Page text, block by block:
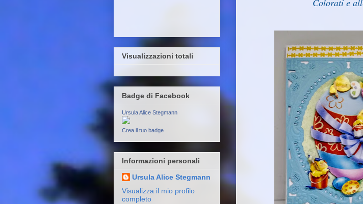
Colorati e
Visualizzazioni totali
Badge di Facebook
Ursula Alice Stegmann
Crea il tuo badge
Informazioni personali
Ursula Alice Stegmann
Visualizza il mio profilo
completo